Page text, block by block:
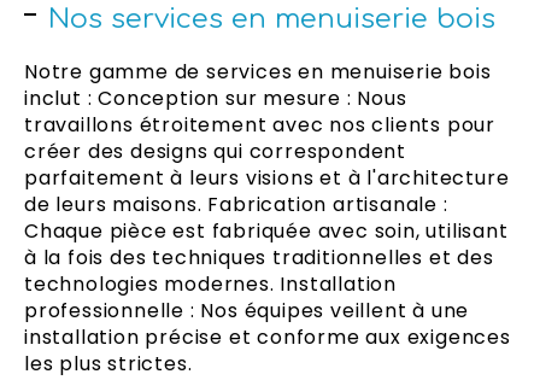
Nos services en menuiserie bois
Notre gamme de services en menuiserie bois
inclut : Conception sur mesure : Nous
travaillons étroitement avec nos clients pour
créer des designs qui correspondent
parfaitement à leurs visions et à l'architecture
de leurs maisons. Fabrication artisanale :
Chaque pièce est fabriquée avec soin, utilisant
à la fois des techniques traditionnelles et des
technologies modernes. Installation
professionnelle : Nos équipes veillent à une
installation précise et conforme aux exigences
les plus strictes.